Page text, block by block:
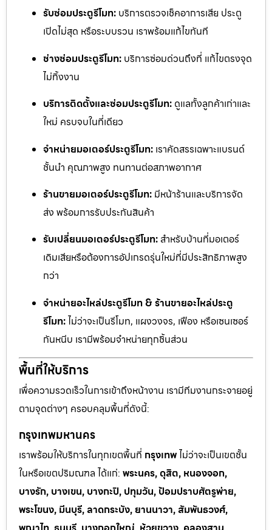
รับซ่อมประตูรีโมท: บริการตรวจเช็คอาการเสีย ประตู
เปิดไม่สุด หรือระบบรวน เราพร้อมแก้ไขทันที
ช่างซ่อมประตูรีโมท: บริการซ่อมด่วนถึงที่ แก้ไขตรงจุด
ไม่ทิ้งงาน
บริการติดตั้งและซ่อมประตูรีโมท: ดูแลทั้งลูกค้าเก่าและ
ใหม่ ครบจบในที่เดียว
จำหน่ายมอเตอร์ประตูรีโมท: เราคัดสรรเฉพาะแบรนด์
ชั้นนำ คุณภาพสูง ทนทานต่อสภาพอากาศ
ร้านขายมอเตอร์ประตูรีโมท: มีหน้าร้านและบริการจัด
ส่ง พร้อมการรับประกันสินค้า
รับเปลี่ยนมอเตอร์ประตูรีโมท: สำหรับบ้านที่มอเตอร์
เดิมเสียหรือต้องการอัปเกรดรุ่นใหม่ที่มีประสิทธิภาพสูง
กว่า
จำหน่ายอะไหล่ประตูรีโมท & ร้านขายอะไหล่ประตู
รีโมท:ไม่ว่าจะเป็นรีโมท, แผงวงจร, เฟือง หรือเซนเซอร์
กันหนีบ เรามีพร้อมจำหน่ายทุกชิ้นส่วน
พื้นที่ให้บริการ
เพื่อความรวดเร็วในการเข้าถึงหน้างาน เรามีทีมงานกระจายอยู่
ตามจุดต่างๆ ครอบคลุมพื้นที่ดังนี้:
กรุงเทพมหานคร
เราพร้อมให้บริการในทุกเขตพื้นที่ กรุงเทพไม่ว่าจะเป็นเขตชั้น
ในหรือเขตปริมณฑล ได้แก่: พระนคร, ดุสิต, หนองจอก,
บางรัก, บางเขน, บางกะปิ, ปทุมวัน, ป้อมปราบศัตรูพ่าย,
พระโขนง, มีนบุรี, ลาดกระบัง, ยานนาวา, สัมพันธวงศ์,